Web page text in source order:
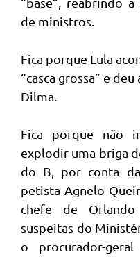
de ministros.
Fica porque Lula
“casca grossa” e
Dilma.
Fica porque não
explodir uma briga
do B, por conta
petista Agnelo
chefe de
suspeitas do
o procurador-